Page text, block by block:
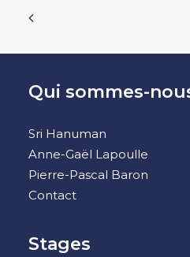
Qui sommes-
Sri Hanuman
Anne-Gaël Lapoulle
Pierre-Pascal Baron
Contact
Stages